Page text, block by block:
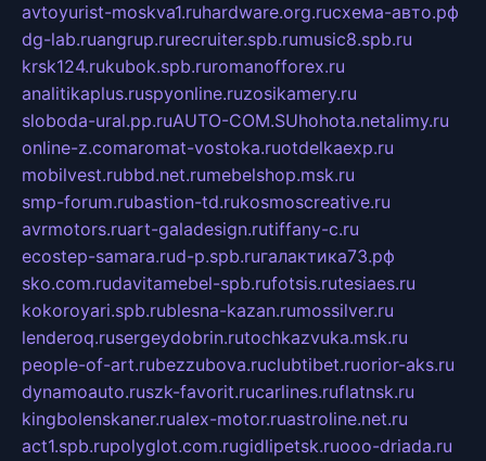
avtoyurist-moskva1.ruhardware.org.ruсхема-авто.рф
dg-lab.ruangrup.rurecruiter.spb.rumusic8.spb.ru
krsk124.rukubok.spb.ruromanofforex.ru
analitikaplus.ruspyonline.ruzosikamery.ru
sloboda-ural.pp.ruAUTO-COM.SUhohota.netalimy.ru
online-z.comaromat-vostoka.ruotdelkaexp.ru
mobilvest.rubbd.net.rumebelshop.msk.ru
smp-forum.rubastion-td.rukosmoscreative.ru
avrmotors.ruart-galadesign.rutiffany-c.ru
ecostep-samara.rud-p.spb.ruгалактика73.рф
sko.com.rudavitamebel-spb.rufotsis.rutesiaes.ru
kokoroyari.spb.rublesna-kazan.rumossilver.ru
lenderoq.rusergeydobrin.rutochkazvuka.msk.ru
people-of-art.rubezzubova.ruclubtibet.ruorior-aks.ru
dynamoauto.ruszk-favorit.rucarlines.ruflatnsk.ru
kingbolenskaner.rualex-motor.ruastroline.net.ru
act1.spb.rupolyglot.com.rugidlipetsk.ruooo-driada.ru